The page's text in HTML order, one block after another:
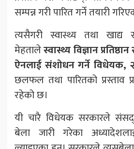
सम्पन्न गरी पारित गर्ने तयारी
त्यसैगरी स्वास्थ्य तथा खाद्य
मेहतालेस्वास्थ्य विज्ञान
ऐनलाई संशोधन गर्ने विधेयक,
छलफल तथा पारितको प्रस्ताव
रहेको छ।
यी चारै विधेयक सरकारले
बेला जारी गरेका